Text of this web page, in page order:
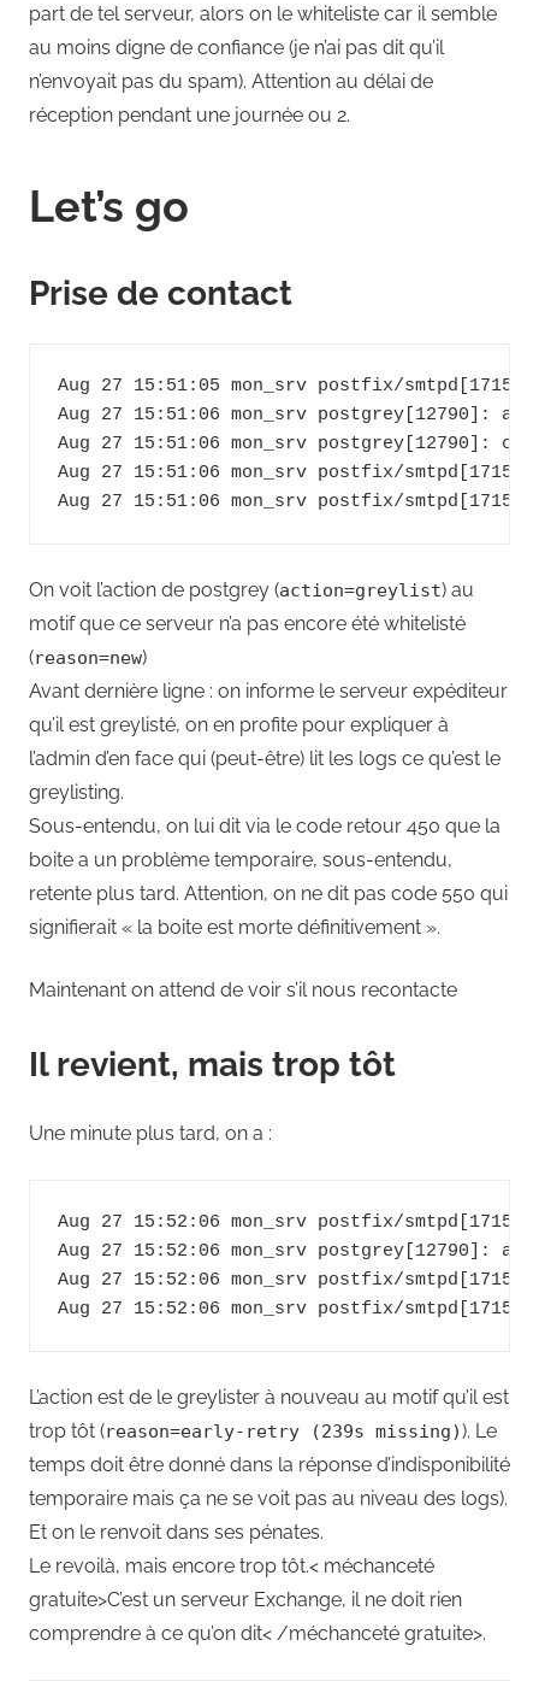
part de tel serveur, alors on le whiteliste car il semble
au moins digne de confiance (je n’ai pas dit qu’il
n’envoyait pas du spam). Attention au délai de
réception pendant une journée ou 2.
Let’s go
Prise de contact
Aug 27 15:51:05 mon_srv postfix/
Aug 27 15:51:06 mon_srv postgrey[12790]:
Aug 27 15:51:06 mon_srv postgrey[12790]:
Aug 27 15:51:06 mon_srv postfix/
On voit l’action de postgrey (action=greylist) au
motif que ce serveur n’a pas encore été whitelisté
(reason=new)
Avant dernière ligne : on informe le serveur expéditeur
qu’il est greylisté, on en profite pour expliquer à
l’admin d’en face qui (peut-être) lit les logs ce qu’est le
greylisting.
Sous-entendu, on lui dit via le code retour 450 que la
boite a un problème temporaire, sous-entendu,
retente plus tard. Attention, on ne dit pas code 550 qui
signifierait « la boite est morte définitivement ».
Maintenant on attend de voir s’il nous recontacte
Il revient, mais trop tôt
Une minute plus tard, on a :
Aug 27 15:52:06 mon_srv postfix/
Aug 27 15:52:06 mon_srv postgrey[12790]:
Aug 27 15:52:06 mon_srv postfix/
L’action est de le greylister à nouveau au motif qu’il est
trop tôt (reason=early-retry (239s missing)). Le
temps doit être donné dans la réponse d’indisponibilité
temporaire mais ça ne se voit pas au niveau des logs).
Et on le renvoit dans ses pénates.
Le revoilà, mais encore trop tôt.< méchanceté
gratuite>C’est un serveur Exchange, il ne doit rien
comprendre à ce qu’on dit< /méchanceté gratuite>.